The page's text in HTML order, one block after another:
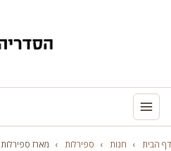
דף הבית › חנות › ספירלות › מארז ספירלות